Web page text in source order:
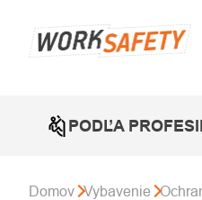
PODĽA
Domov Vybavenie